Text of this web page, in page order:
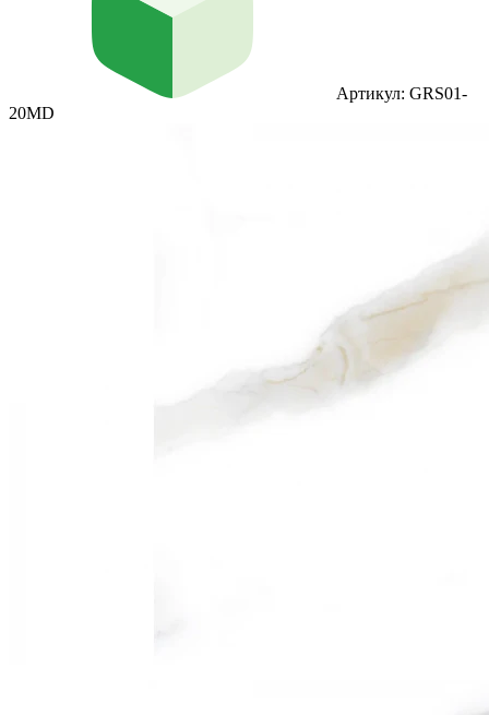
Артикул: GRS01-
20MD